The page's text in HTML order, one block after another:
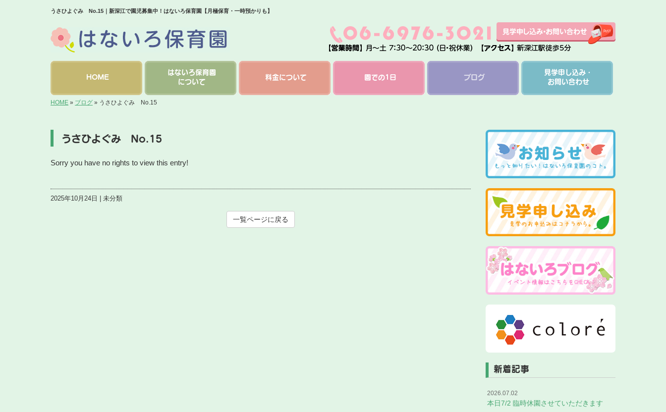
うさひよぐみ No.15｜新深江で園児募集中！はないろ保育園【月極保育・一時預かりも】
HOME
はないろ保育園
について
料金について 園での1日 ブログ
見学申し込み・
お問い合わせ
HOME » ブログ » うさひよぐみ No.15
うさひよぐみ No.15
Sorry you have no rights to view this entry!
2025年10月24日 | 未分類
一覧ページに戻る
新着記事
2026.07.02
本日7/2 臨時休園させていただきます